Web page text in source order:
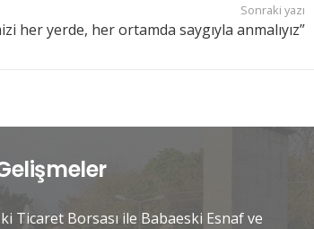
Sonraki yazı
her yerde, her ortamda saygıyla anmalıyız”
Ticaret Borsası ile Babaeski Esnaf ve